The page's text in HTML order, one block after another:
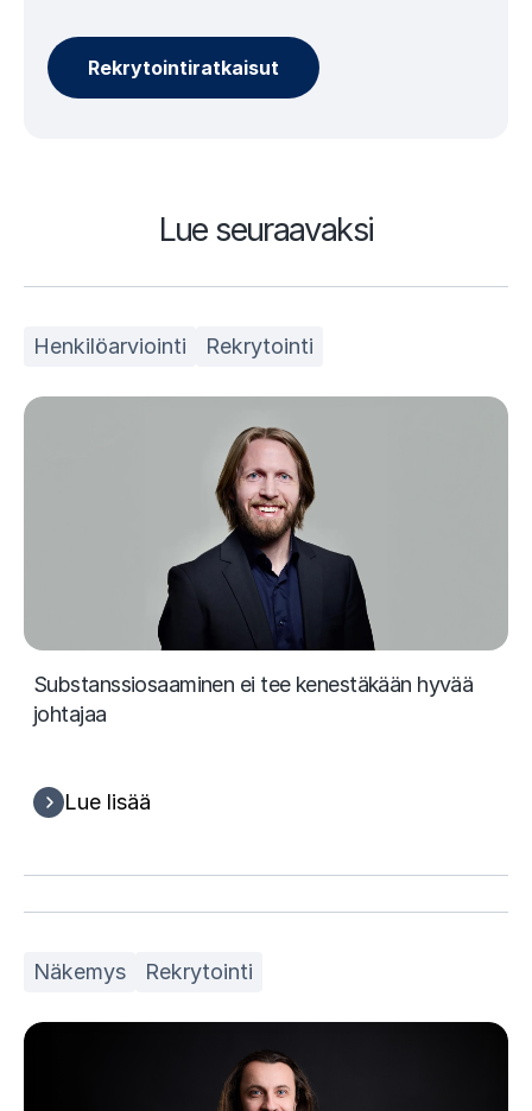
Rekrytointiratkaisut
Lue seuraavaksi
Henkilöarviointi Rekrytointi
Substanssiosaaminen ei tee kenestäkään hyvää
johtajaa
Lue lisää
Näkemys Rekrytointi